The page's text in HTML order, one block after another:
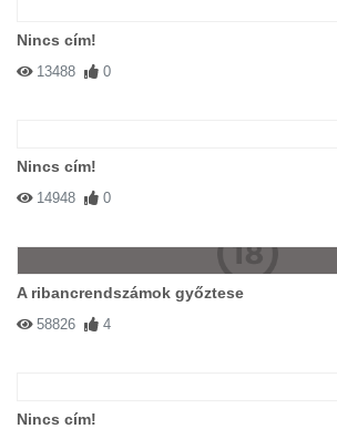
Nincs cím!
13488 0
Nincs cím!
14948 0
A ribancrendszámok győztese
58826 4
Nincs cím!